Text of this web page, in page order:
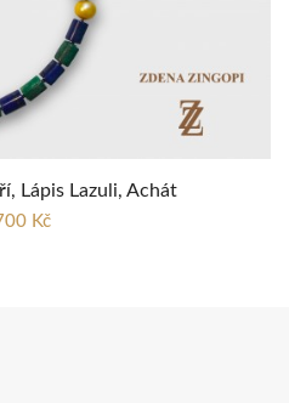
Lápis Lazuli, Achát
Kč